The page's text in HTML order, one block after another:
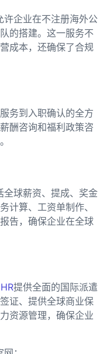
企业在不注册海外公
的搭建。这一服务不
成本，还确保了合规
务到入职确认的全方
酬咨询和福利政策咨
全球薪资、提成、奖金
计算、工资单制作、
告，确保企业在全球
提供全面的国际派遣
证、提供全球商业保
资源管理，确保企业